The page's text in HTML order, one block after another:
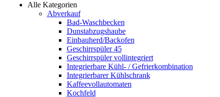
Alle Kategorien
Abverkauf
Bad-Waschbecken
Dunstabzugshaube
Einbauherd/Backofen
Geschirrspüler 45
Geschirrspüler vollintegriert
Integrierbare Kühl- / Gefrierkombination
Integrierbarer Kühlschrank
Kaffeevollautomaten
Kochfeld